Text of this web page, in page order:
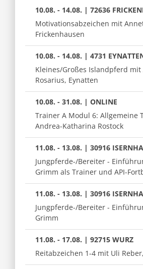
10.08. - 14.08. | 72636
Motivationsabzeichen mit
Frickenhausen
10.08. - 14.08. | 4731
Kleines/Großes Islandpferd mit
Rosarius, Eynatten
10.08. - 31.08. | ONLINE
Trainer A Modul 6: Allgemeine
Andrea-Katharina Rostock
11.08. - 13.08. | 30916
Jungpferde-/Bereiter -
Grimm als Trainer und API-
11.08. - 13.08. | 30916
Jungpferde-/Bereiter -
Grimm
11.08. - 17.08. | 92715 WURZ
Reitabzeichen 1-4 mit Uli